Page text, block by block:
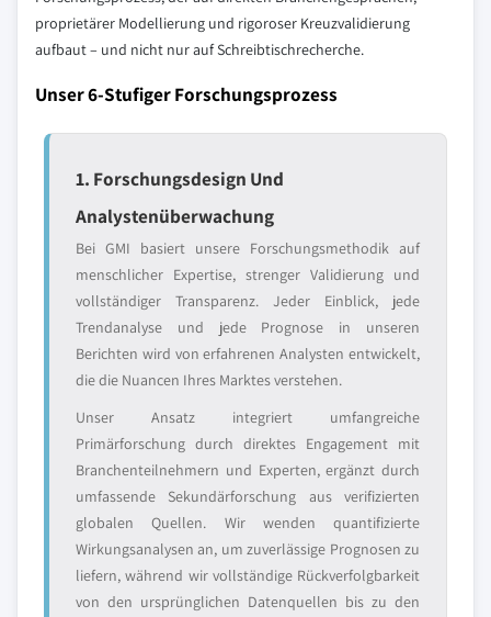
proprietärer Modellierung und rigoroser Kreuzvalidierung
aufbaut – und nicht nur auf Schreibtischrecherche.
Unser 6-Stufiger Forschungsprozess
1. Forschungsdesign Und
Analystenüberwachung
Bei GMI basiert unsere Forschungsmethodik auf
menschlicher Expertise, strenger Validierung und
vollständiger Transparenz. Jeder Einblick, jede
Trendanalyse und jede Prognose in unseren
Berichten wird von erfahrenen Analysten entwickelt,
die die Nuancen Ihres Marktes verstehen.
Unser Ansatz integriert umfangreiche
Primärforschung durch direktes Engagement mit
Branchenteilnehmern und Experten, ergänzt durch
umfassende Sekundärforschung aus verifizierten
globalen Quellen. Wir wenden quantifizierte
Wirkungsanalysen an, um zuverlässige Prognosen zu
liefern, während wir vollständige Rückverfolgbarkeit
von den ursprünglichen Datenquellen bis zu den